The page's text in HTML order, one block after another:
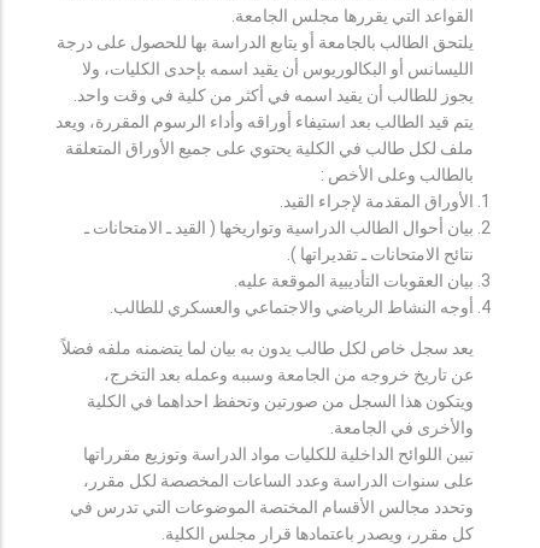
القواعد التي يقررها مجلس الجامعة.
يلتحق الطالب بالجامعة أو يتابع الدراسة بها للحصول على درجة
الليسانس أو البكالوريوس أن يقيد اسمه بإحدى الكليات، ولا
يجوز للطالب أن يقيد اسمه في أكثر من كلية في وقت واحد.
يتم قيد الطالب بعد استيفاء أوراقه وأداء الرسوم المقررة، ويعد
ملف لكل طالب في الكلية يحتوي على جميع الأوراق المتعلقة
بالطالب وعلى الأخص :
الأوراق المقدمة لإجراء القيد.
بيان أحوال الطالب الدراسية وتواريخها ( القيد ـ الامتحانات ـ
نتائح الامتحانات ـ تقديراتها ).
بيان العقوبات التأديبية الموقعة عليه.
أوجه النشاط الرياضي والاجتماعي والعسكري للطالب.
يعد سجل خاص لكل طالب يدون به بيان لما يتضمنه ملفه فضلاً
عن تاريخ خروجه من الجامعة وسببه وعمله بعد التخرج،
ويتكون هذا السجل من صورتين وتحفظ احداهما في الكلية
والأخرى في الجامعة.
تبين اللوائح الداخلية للكليات مواد الدراسة وتوزيع مقرراتها
على سنوات الدراسة وعدد الساعات المخصصة لكل مقرر،
وتحدد مجالس الأقسام المختصة الموضوعات التي تدرس في
كل مقرر، ويصدر باعتمادها قرار مجلس الكلية.